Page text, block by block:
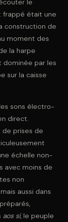
le
frappé était une
construction de
moment des
la harpe
dominée par les
sur la caisse
sons électro-
direct.
de prises de
échelle non-
avec moins de
non
aussi dans
aos sí, le peuple